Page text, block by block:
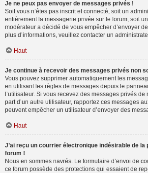
Je ne peux pas envoyer de messages privés !
Soit vous n’êtes pas inscrit et connecté, soit un
entièrement la messagerie privée sur le forum, soit
modérateur a décidé de vous empêcher d’envoyer
plus d’informations, veuillez contacter un
Haut
Je continue à recevoir des messages privés non
Vous pouvez supprimer automatiquement les
en utilisant les règles de messages depuis le
l’utilisateur. Si vous recevez des messages privés
part d’un autre utilisateur, rapportez ces messages
peuvent empêcher un utilisateur d’envoyer des
Haut
J’ai reçu un courrier électronique indésirable de la
forum !
Nous en sommes navrés. Le formulaire d’envoi de
ce forum possède des protections qui essaient de